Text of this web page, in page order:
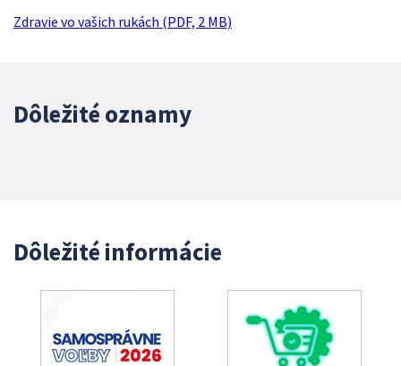
Zdravie vo vašich rukách (PDF, 2 MB)
Dôležité oznamy
Dôležité informácie